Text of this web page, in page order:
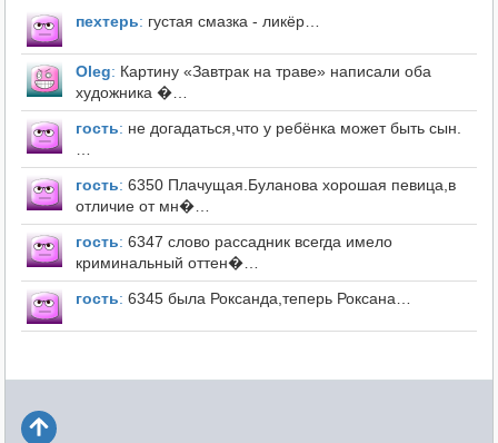
пехтерь: густая смазка - ликёр…
Оleg: Картину «Завтрак на траве» написали оба
художника �…
гость: не догадаться,что у ребёнка может быть сын.
…
гость: 6350 Плачущая.Буланова хорошая певица,в
отличие от мн�…
гость: 6347 слово рассадник всегда имело
криминальный оттен�…
гость: 6345 была Роксанда,теперь Роксана…